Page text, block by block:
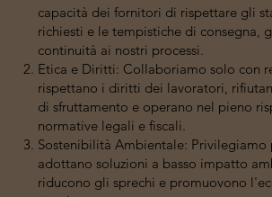
capacità dei fornitori di rispettare gli
richiesti e le tempistiche di consegna,
continuità ai nostri processi.
Etica e Diritti: Collaboriamo solo con
rispettano i diritti dei lavoratori,
di sfruttamento e operano nel pieno
normative legali e fiscali.
Sostenibilità Ambientale: Privilegiamo
adottano soluzioni a basso impatto
riducono gli sprechi e promuovono